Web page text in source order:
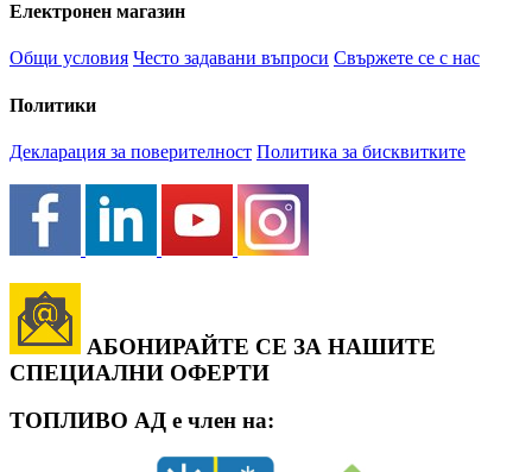
Електронен магазин
Общи условия Често задавани въпроси Свържете се с нас
Политики
Декларация за поверителност Политика за бисквитките
АБОНИРАЙТЕ СЕ ЗА НАШИТЕ
СПЕЦИАЛНИ ОФЕРТИ
ТОПЛИВО АД е член на: